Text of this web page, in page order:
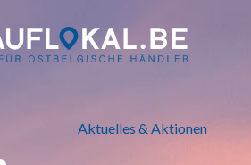
- Bei lokalen
Aktuelles & Aktionen